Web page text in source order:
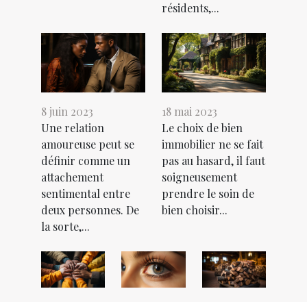
résidents,...
8 juin 2023
Une relation
amoureuse peut se
définir comme un
attachement
sentimental entre
deux personnes. De
la sorte,...
18 mai 2023
Le choix de bien
immobilier ne se fait
pas au hasard, il faut
soigneusement
prendre le soin de
bien choisir...